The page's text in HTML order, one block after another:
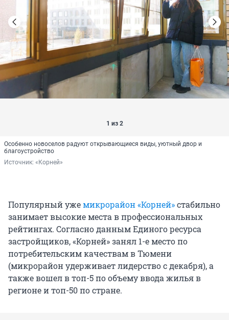
1 из 2
Особенно новоселов радуют открывающиеся виды, уютный двор и
благоустройство
Источник: «Корней»
Популярный ужемикрорайон «Корней»стабильно
занимает высокие места в профессиональных
рейтингах. Согласно данным Единого ресурса
застройщиков, «Корней» занял 1-е место по
потребительским качествам в Тюмени
(микрорайон удерживает лидерство с декабря), а
также вошел в топ-5 по объему ввода жилья в
регионе и топ-50 по стране.